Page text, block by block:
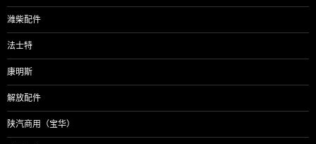
潍柴配件
法士特
康明斯
解放配件
陕汽商用（宝华）